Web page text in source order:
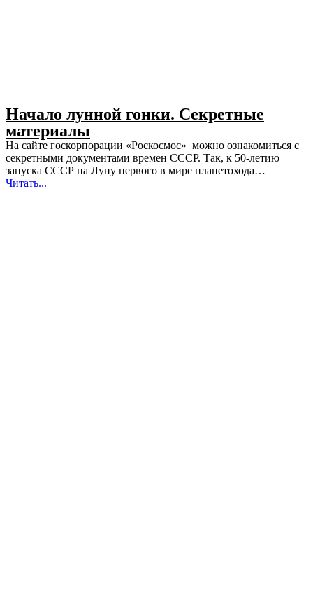
Начало лунной гонки. Секретные
материалы
На сайте госкорпорации «Роскосмос» можно ознакомиться с
секретными документами времен СССР. Так, к 50-летию
запуска СССР на Луну первого в мире планетохода…
Читать...